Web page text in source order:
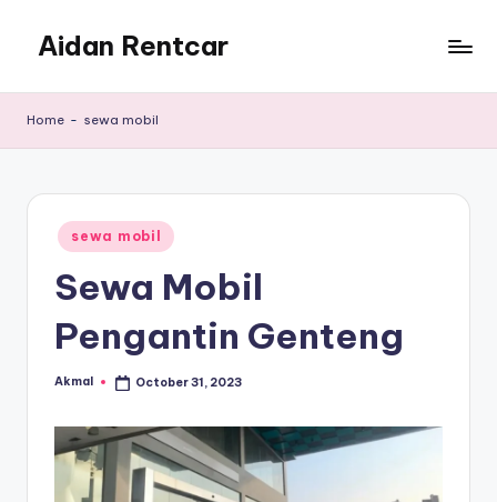
content
Aidan Rentcar
Murah
Home - sewa mobil
Posted
in
sewa mobil
Sewa Mobil
Pengantin Genteng
Posted
Akmal October 31, 2023